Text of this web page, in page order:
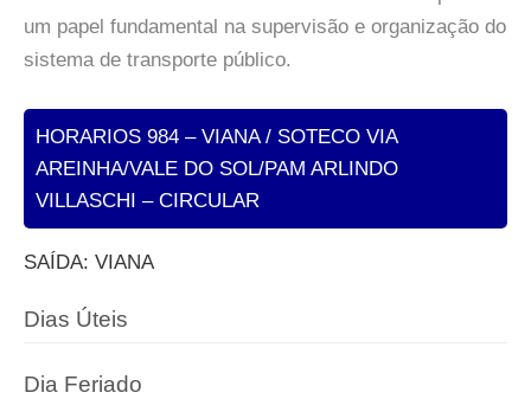
um papel fundamental na supervisão e organização do
sistema de transporte público.
HORARIOS 984 – VIANA / SOTECO VIA
AREINHA/VALE DO SOL/PAM ARLINDO
VILLASCHI – CIRCULAR
SAÍDA: VIANA
Dias Úteis
Dia Feriado